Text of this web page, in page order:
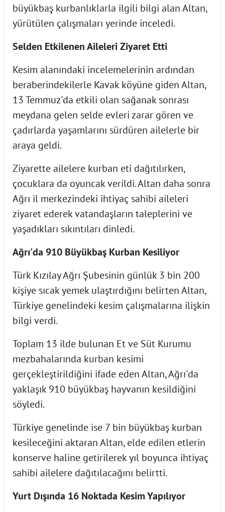
büyükbaş kurbanlıklarla ilgili bilgi alan Altan,
yürütülen çalışmaları yerinde inceledi.
Selden Etkilenen Aileleri Ziyaret Etti
Kesim alanındaki incelemelerinin ardından
beraberindekilerle Kavak köyüne giden Altan,
13 Temmuz'da etkili olan sağanak sonrası
meydana gelen selde evleri zarar gören ve
çadırlarda yaşamlarını sürdüren ailelerle bir
araya geldi.
Ziyarette ailelere kurban eti dağıtılırken,
çocuklara da oyuncak verildi. Altan daha sonra
Ağrı il merkezindeki ihtiyaç sahibi aileleri
ziyaret ederek vatandaşların taleplerini ve
yaşadıkları sıkıntıları dinledi.
Ağrı'da 910 Büyükbaş Kurban Kesiliyor
Türk Kızılay Ağrı Şubesinin günlük 3 bin 200
kişiye sıcak yemek ulaştırdığını belirten Altan,
Türkiye genelindeki kesim çalışmalarına ilişkin
bilgi verdi.
Toplam 13 ilde bulunan Et ve Süt Kurumu
mezbahalarında kurban kesimi
gerçekleştirildiğini ifade eden Altan, Ağrı'da
yaklaşık 910 büyükbaş hayvanın kesildiğini
söyledi.
Türkiye genelinde ise 7 bin büyükbaş kurban
kesileceğini aktaran Altan, elde edilen etlerin
konserve haline getirilerek yıl boyunca ihtiyaç
sahibi ailelere dağıtılacağını belirtti.
Yurt Dışında 16 Noktada Kesim Yapılıyor